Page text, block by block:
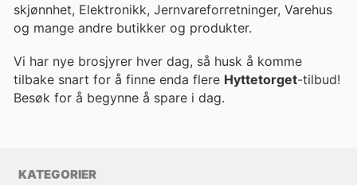
skjønnhet, Elektronikk, Jernvareforretninger, Varehus
og mange andre butikker og produkter.
Vi har nye brosjyrer hver dag, så husk å komme
tilbake snart for å finne enda flere Hyttetorget-tilbud!
Besøk for å begynne å spare i dag.
KATEGORIER